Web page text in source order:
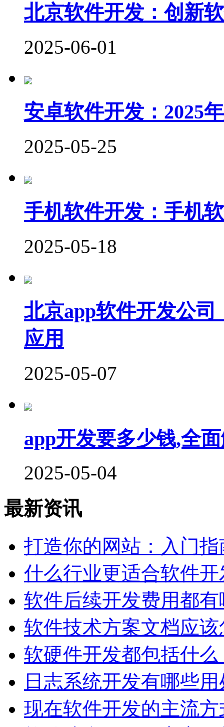
北京软件开发：创新
2025-06-01
安卓软件开发：2025
2025-05-25
手机软件开发：手机
2025-05-18
北京app软件开发公
应用
2025-05-07
app开发要多少钱,全
2025-05-04
最新资讯
打造你的网站：入门
什么行业更适合软件开
软件后续开发费用都
软件技术方案文档应
软硬件开发都包括什么
日志系统开发有哪些
现在软件开发的主流